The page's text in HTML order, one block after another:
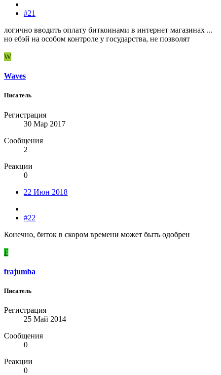
#21
логично вводить оплату биткоинами в интернет магазинах ...
но ебэй на особом контроле у государства, не позволят
W
Waves
Писатель
Регистрация
30 Мар 2017
Сообщения
2
Реакции
0
22 Июн 2018
#22
Конечно, биток в скором времени может быть одобрен
F
frajumba
Писатель
Регистрация
25 Май 2014
Сообщения
0
Реакции
0